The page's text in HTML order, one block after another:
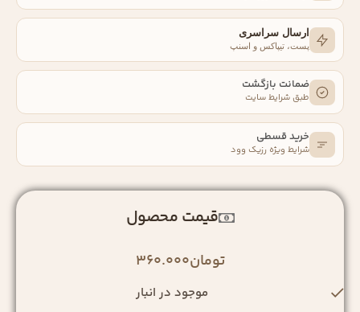
ارسال سراسری
پست، تیپاکس و اسنپ
ضمانت بازگشت
طبق شرایط سایت
خرید قسطی
شرایط ویژه رزیک‌ وود
قیمت محصول
تومان360.000
موجود در انبار